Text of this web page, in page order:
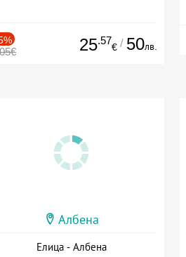
25.57
€ / 50лв.
Албена
Елица - Албена